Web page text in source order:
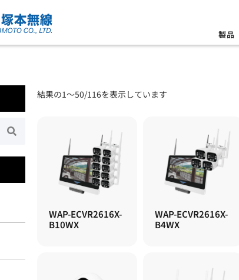
製品
結果の1～50/116を表示しています
WAP-ECVR2616X-
B10WX
WAP-ECVR2616X-
B4WX